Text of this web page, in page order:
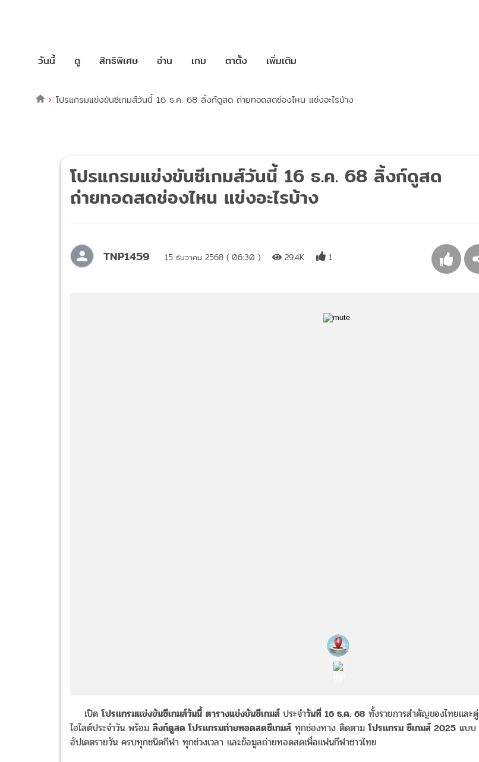
วันนี้ ดู สิทธิพิเศษ อ่าน เกม ตาตั้ง เพิ่มเติม
โปรแกรมแข่งขันซีเกมส์วันนี้ 16 ธ.ค. 68 ลิ้งก์ดูสด ถ่ายทอดสดช่องไหน แข่งอะไรบ้าง
โปรแกรมแข่งขันซีเกมส์วันนี้ 16 ธ.ค. 68 ลิ้งก์ดูสด
ถ่ายทอดสดช่องไหน แข่งอะไรบ้าง
TNP1459 15 ธันวาคม 2568 ( 06:30 ) 29.4K 1
เปิดโปรแกรมแข่งขันซีเกมส์วันนี้ ตารางแข่งขันซีเกมส์ ประจำวันที่ 16 ธ.ค. 68 ทั้งรายการสำคัญของไทยและคู่
ไฮไลต์ประจำวัน พร้อม ลิงก์ดูสด โปรแกรมถ่ายทอดสดซีเกมส์ ทุกช่องทาง ติดตามโปรแกรม ซีเกมส์ 2025 แบบ
อัปเดตรายวัน ครบทุกชนิดกีฬา ทุกช่วงเวลา และข้อมูลถ่ายทอดสดเพื่อแฟนกีฬาชาวไทย